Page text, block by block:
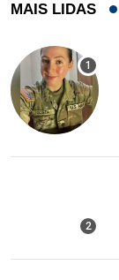
MAIS LIDAS